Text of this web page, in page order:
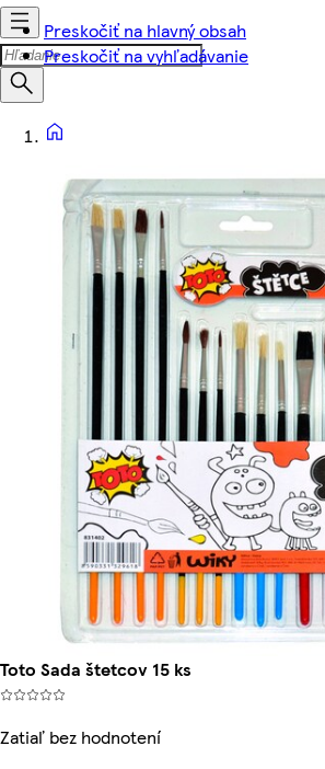
Preskočiť na hlavný obsah
Preskočiť na vyhľadávanie
Toto Sada štetcov 15 ks
Zatiaľ bez hodnotení